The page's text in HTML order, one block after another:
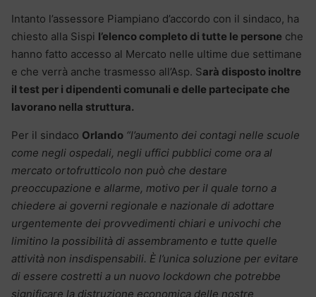
Intanto l’assessore Piampiano d’accordo con il sindaco, ha
chiesto alla Sispi l’elenco completo di tutte le persone che
hanno fatto accesso al Mercato nelle ultime due settimane
e che verrà anche trasmesso all’Asp. Sarà disposto inoltre
il test per i dipendenti comunali e delle partecipate che
lavorano nella struttura.
Per il sindaco Orlando “l’aumento dei contagi nelle scuole
come negli ospedali, negli uffici pubblici come ora al
mercato ortofrutticolo non può che destare
preoccupazione e allarme, motivo per il quale torno a
chiedere ai governi regionale e nazionale di adottare
urgentemente dei provvedimenti chiari e univochi che
limitino la possibilità di assembramento e tutte quelle
attività non insdispensabili. È l’unica soluzione per evitare
di essere costretti a un nuovo lockdown che potrebbe
significare la distruzione economica delle nostre